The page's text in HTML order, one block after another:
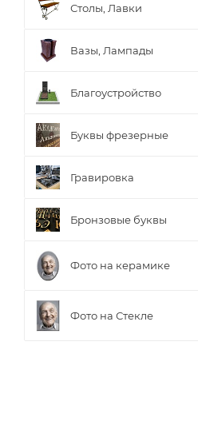
Столы, Лавки
Вазы, Лампады
Благоустройство
Буквы фрезерные
Гравировка
Бронзовые буквы
Фото на керамике
Фото на Стекле